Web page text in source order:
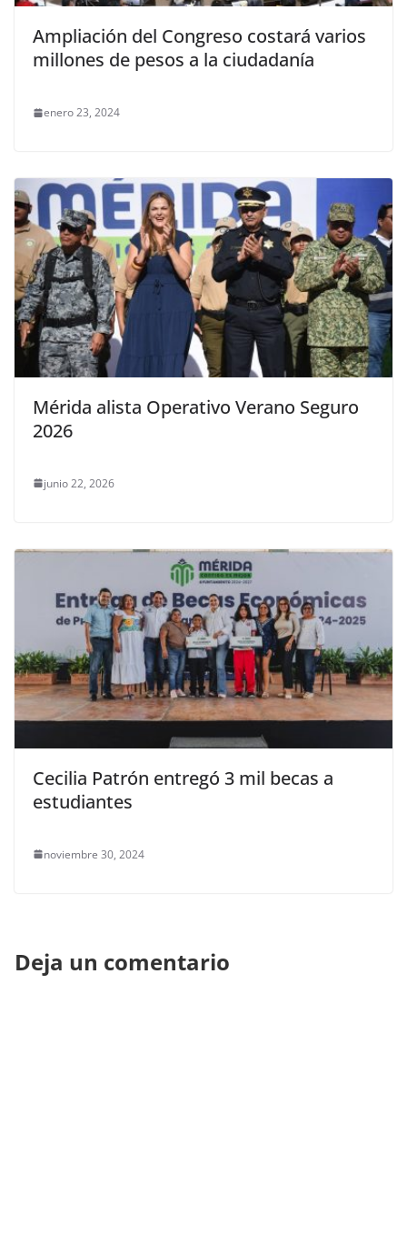
Ampliación del Congreso costará varios
millones de pesos a la ciudadanía
enero 23, 2024
Mérida alista Operativo Verano Seguro
2026
junio 22, 2026
Cecilia Patrón entregó 3 mil becas a
estudiantes
noviembre 30, 2024
Deja un comentario